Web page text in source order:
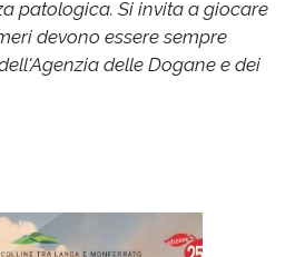
patologica. Si invita a giocare
devono essere sempre
delle Dogane e dei